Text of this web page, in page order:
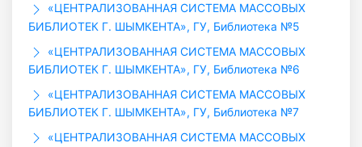
«ЦЕНТРАЛИЗОВАННАЯ СИСТЕМА МАССОВЫХ
БИБЛИОТЕК Г. ШЫМКЕНТА», ГУ, Библиотека №5
«ЦЕНТРАЛИЗОВАННАЯ СИСТЕМА МАССОВЫХ
БИБЛИОТЕК Г. ШЫМКЕНТА», ГУ, Библиотека №6
«ЦЕНТРАЛИЗОВАННАЯ СИСТЕМА МАССОВЫХ
БИБЛИОТЕК Г. ШЫМКЕНТА», ГУ, Библиотека №7
«ЦЕНТРАЛИЗОВАННАЯ СИСТЕМА МАССОВЫХ